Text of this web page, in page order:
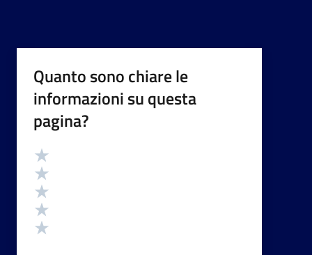
Quanto sono chiare le
informazioni su questa
pagina?
Valutazione